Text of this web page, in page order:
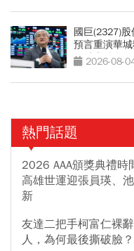
國巨(2327)
預言重演華
亞科也點名
2026-08-
熱門話題
2026 AAA頒獎典禮時
高雄世運迎張員瑛、
新
友達二把手柯富仁裸
人，為何最後撕破臉